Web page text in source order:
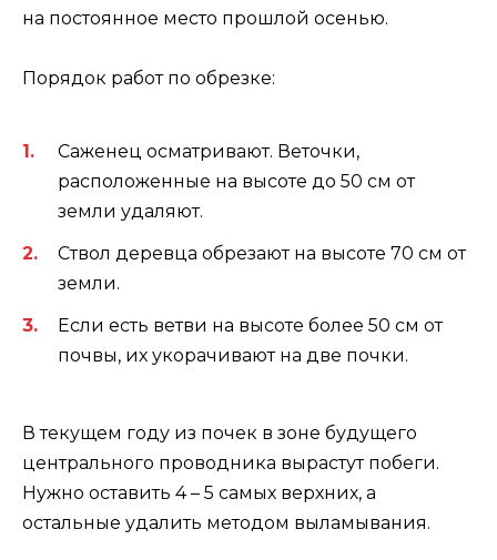
на постоянное место прошлой осенью.
Порядок работ по обрезке:
Саженец осматривают. Веточки,
расположенные на высоте до 50 см от
земли удаляют.
Ствол деревца обрезают на высоте 70 см от
земли.
Если есть ветви на высоте более 50 см от
почвы, их укорачивают на две почки.
В текущем году из почек в зоне будущего
центрального проводника вырастут побеги.
Нужно оставить 4 – 5 самых верхних, а
остальные удалить методом выламывания.